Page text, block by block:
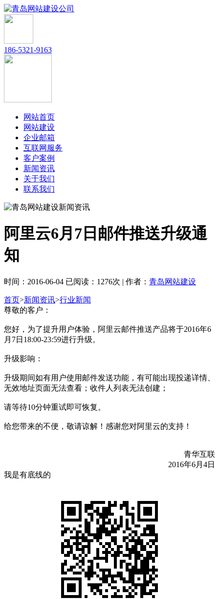
186-5321-9163
网站首页
网站建设
企业邮箱
互联网服务
客户案例
新闻资讯
关于我们
联系我们
阿里云6月7日邮件推送升级通
知
时间：2016-06-04 已阅读：1276次 | 作者： 青岛网站建设
首页>新闻资讯>行业新闻
尊敬的客户：
您好，为了提升用户体验，阿里云邮件推送产品将于2016年6
月7日18:00-23:59进行升级。
升级影响：
升级期间如有用户使用邮件发送功能，有可能出现投递详情、
无效地址页面无法查看；收件人列表无法创建；
请等待10分钟重试即可恢复。
给您带来的不便，敬请谅解！感谢您对阿里云的支持！
青华互联
2016年6月4日
我是有底线的